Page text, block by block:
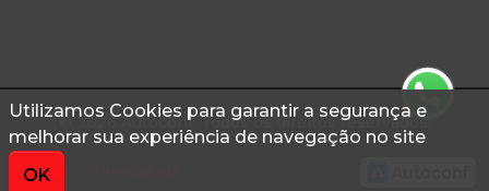
Utilizamos Cookies para garantir a segurança e
melhorar sua experiência de navegação no site
OK
© 2026 Autoconf. Todos os direitos reservados.
Termos